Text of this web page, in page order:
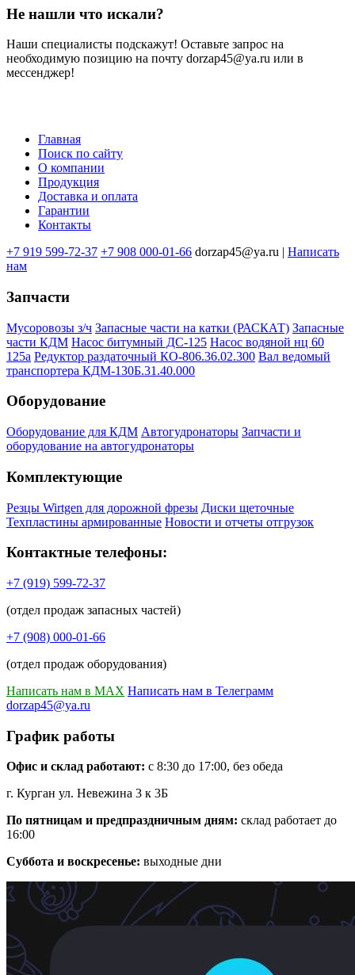
Не нашли что искали?
Наши специалисты подскажут! Оставьте запрос на
необходимую позицию на почту dorzap45@ya.ru или в
мессенджер!
Меню
подвале
Главная
Поиск по сайту
О компании
Продукция
Доставка и оплата
Гарантии
Контакты
+7 919 599-72-37 +7 908 000-01-66 dorzap45@ya.ru | Написать
нам
Запчасти
Мусоровозы з/ч Запасные части на катки (РАСКАТ) Запасные
части КДМ Насос битумный ДС-125 Насос водяной нц 60
125а Редуктор раздаточный КО-806.36.02.300 Вал ведомый
транспортера КДМ-130Б.31.40.000
Оборудование
Оборудование для КДМ Автогудронаторы Запчасти и
оборудование на автогудронаторы
Комплектующие
Резцы Wirtgen для дорожной фрезы Диски щеточные
Техпластины армированные Новости и отчеты отгрузок
Контактные телефоны:
+7 (919) 599-72-37
(отдел продаж запасных частей)
+7 (908) 000-01-66
(отдел продаж оборудования)
Написать нам в MAX Написать нам в Телеграмм
dorzap45@ya.ru
График работы
Офис и склад работают: с 8:30 до 17:00, без обеда
г. Курган ул. Невежина 3 к 3Б
По пятницам и предпраздничным дням: склад работает до
16:00
Суббота и воскресенье: выходные дни